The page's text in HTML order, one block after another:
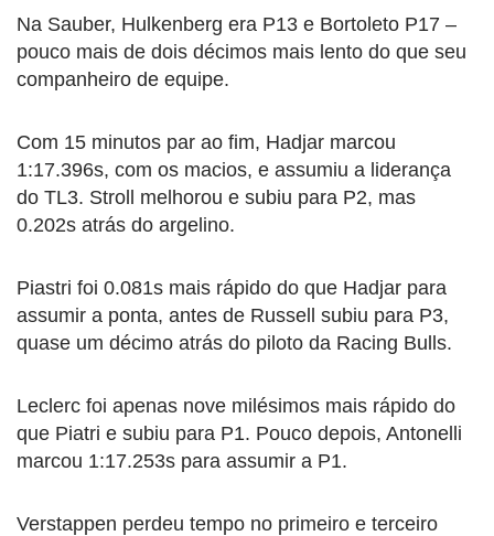
Na Sauber, Hulkenberg era P13 e Bortoleto P17 –
pouco mais de dois décimos mais lento do que seu
companheiro de equipe.
Com 15 minutos par ao fim, Hadjar marcou
1:17.396s, com os macios, e assumiu a liderança
do TL3. Stroll melhorou e subiu para P2, mas
0.202s atrás do argelino.
Piastri foi 0.081s mais rápido do que Hadjar para
assumir a ponta, antes de Russell subiu para P3,
quase um décimo atrás do piloto da Racing Bulls.
Leclerc foi apenas nove milésimos mais rápido do
que Piatri e subiu para P1. Pouco depois, Antonelli
marcou 1:17.253s para assumir a P1.
Verstappen perdeu tempo no primeiro e terceiro